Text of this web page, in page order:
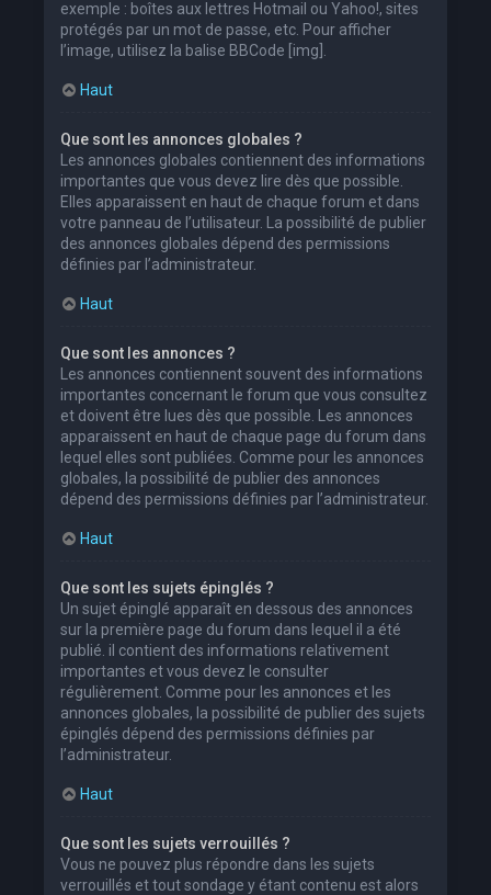
exemple : boîtes aux lettres Hotmail ou Yahoo!, sites
protégés par un mot de passe, etc. Pour afficher
l’image, utilisez la balise BBCode [img].
Haut
Que sont les annonces globales ?
Les annonces globales contiennent des informations
importantes que vous devez lire dès que possible.
Elles apparaissent en haut de chaque forum et dans
votre panneau de l’utilisateur. La possibilité de publier
des annonces globales dépend des permissions
définies par l’administrateur.
Haut
Que sont les annonces ?
Les annonces contiennent souvent des informations
importantes concernant le forum que vous consultez
et doivent être lues dès que possible. Les annonces
apparaissent en haut de chaque page du forum dans
lequel elles sont publiées. Comme pour les annonces
globales, la possibilité de publier des annonces
dépend des permissions définies par l’administrateur.
Haut
Que sont les sujets épinglés ?
Un sujet épinglé apparaît en dessous des annonces
sur la première page du forum dans lequel il a été
publié. il contient des informations relativement
importantes et vous devez le consulter
régulièrement. Comme pour les annonces et les
annonces globales, la possibilité de publier des sujets
épinglés dépend des permissions définies par
l’administrateur.
Haut
Que sont les sujets verrouillés ?
Vous ne pouvez plus répondre dans les sujets
verrouillés et tout sondage y étant contenu est alors